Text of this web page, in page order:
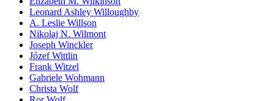
Leonard Ashley Willoughby
A. Leslie Willson
Nikolaj N. Wilmont
Joseph Winckler
Józef Wittlin
Frank Witzel
Gabriele Wohmann
Christa Wolf